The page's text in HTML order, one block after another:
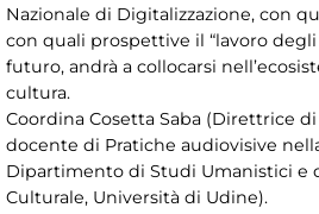
Nazionale di Digitalizzazione, con
con quali prospettive il “lavoro
futuro, andrà a collocarsi
cultura.
Coordina Cosetta Saba (Direttrice di
docente di Pratiche audiovisive
Dipartimento di Studi Umanistici e
Culturale, Università di Udine).